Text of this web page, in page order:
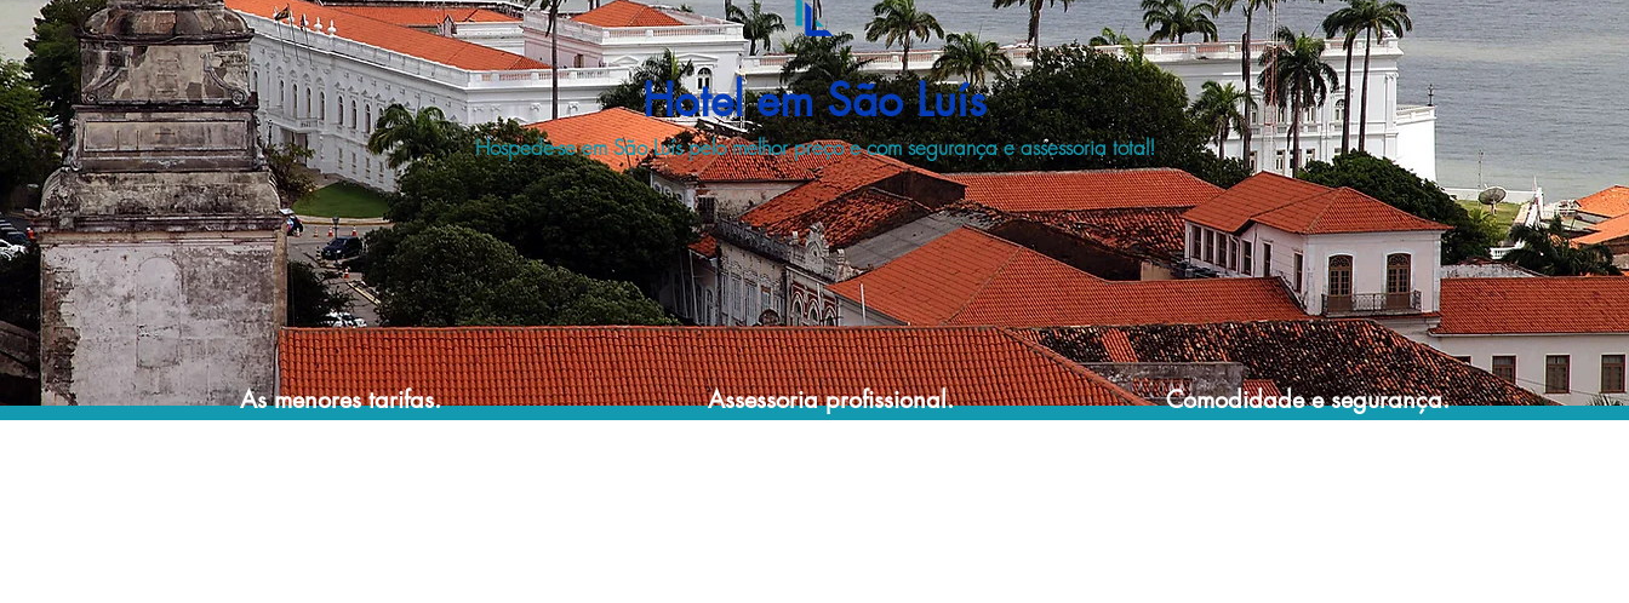
Hotel em São Luís
Hospede-se em São Luís pelo melhor preço e com segurança e assessoria total!
As menores tarifas. Assessoria profissional. Comodidade e segurança.